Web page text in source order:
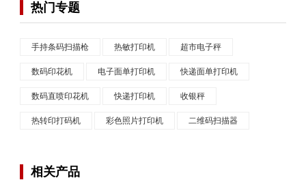
热门专题
手持条码扫描枪 热敏打印机 超市电子秤
数码印花机 电子面单打印机 快递面单打印机
数码直喷印花机 快递打印机 收银秤
热转印打码机 彩色照片打印机 二维码扫描器
相关产品